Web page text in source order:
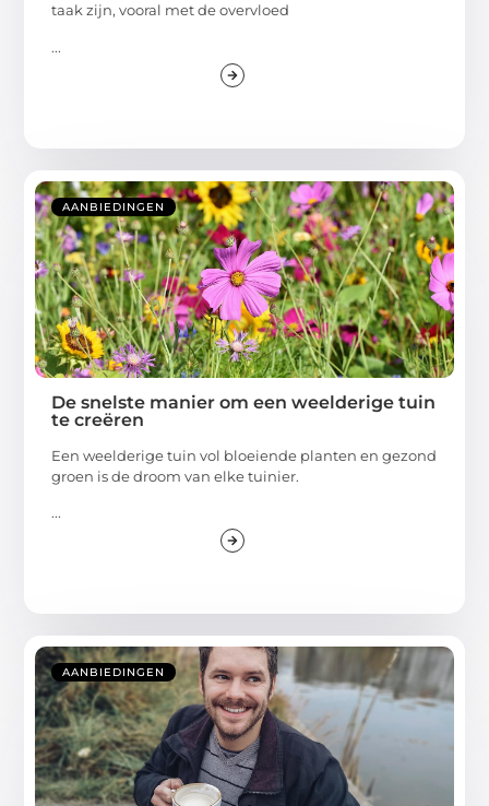
taak zijn, vooral met de overvloed
...
AANBIEDINGEN
De snelste manier om een weelderige tuin
te creëren
Een weelderige tuin vol bloeiende planten en gezond
groen is de droom van elke tuinier.
...
AANBIEDINGEN